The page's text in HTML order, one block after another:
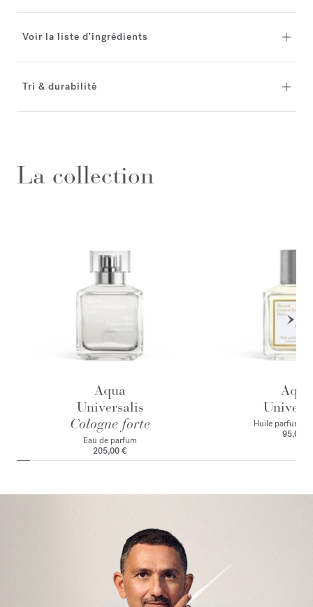
Voir la liste d'ingrédients
Tri & durabilité
La collection
Aqua
Universalis
Cologne forte
Eau de parfum
205,00 €
Aqua
Huile
95,00 €